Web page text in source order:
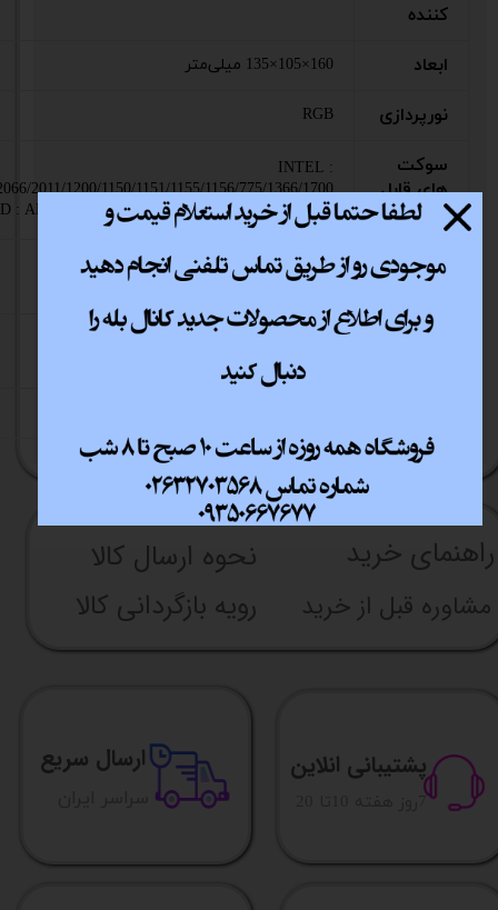
کننده
ابعاد 160×105×135 میلی‌متر
نورپردازی RGB
سوکت
های قابل
پشتیبانی
INTEL :
2011/1200/1150/1151/1155/1156/775/1366/1700
: AM4/FM2+/FM2/FM1/AM3+/AM3/AM2+/AM2
ولتاژ
ورودی
7.5 ولت
توان
راهنما​​​​​​​​​​​​​​ی خرید نحوه ارسال کالا
مشاوره قبل از خرید رویه بازگردانی کالا
پشتیبانی انلاین
​7روز هفته 10تا 20
ارسال سریع